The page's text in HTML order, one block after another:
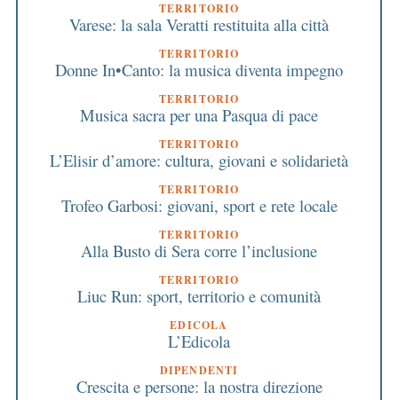
TERRITORIO
Varese: la sala Veratti restituita alla città
TERRITORIO
Donne In•Canto: la musica diventa impegno
TERRITORIO
Musica sacra per una Pasqua di pace
TERRITORIO
L’Elisir d’amore: cultura, giovani e solidarietà
TERRITORIO
Trofeo Garbosi: giovani, sport e rete locale
TERRITORIO
Alla Busto di Sera corre l’inclusione
TERRITORIO
Liuc Run: sport, territorio e comunità
EDICOLA
L’Edicola
DIPENDENTI
Crescita e persone: la nostra direzione